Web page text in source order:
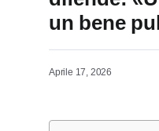
un bene
Aprile 17, 2026